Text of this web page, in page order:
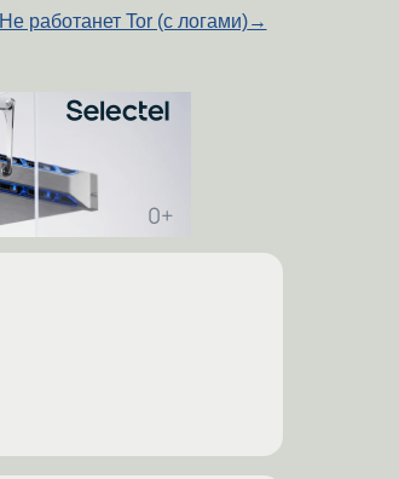
Не работанет Tor (с логами)→